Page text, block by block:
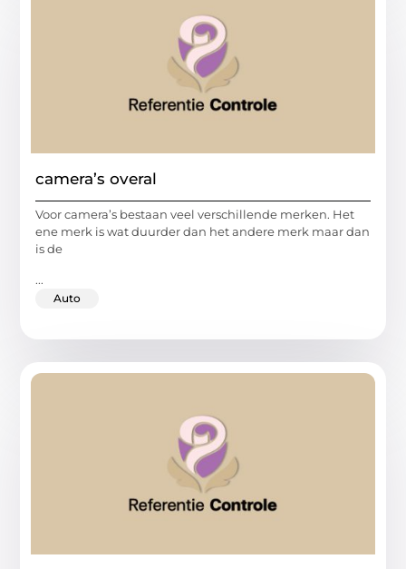
camera’s overal
Voor camera’s bestaan veel verschillende merken. Het
ene merk is wat duurder dan het andere merk maar dan
is de
...
Auto